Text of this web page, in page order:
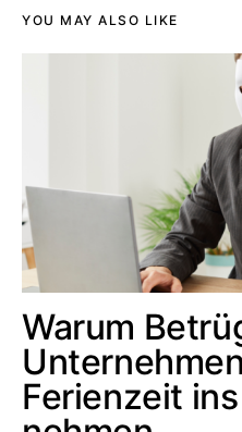
YOU MAY ALSO LIKE
Warum
Ferienzeit